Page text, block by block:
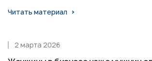
Читать материал
2 марта 2026